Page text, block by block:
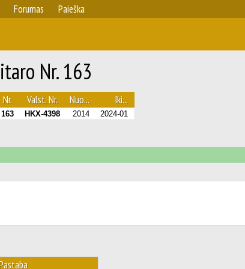
Forumas Paieška
Nr. 163
Nr. Valst. Nr. Nuo... Iki...
163 HKX-4398 2014 2024-01